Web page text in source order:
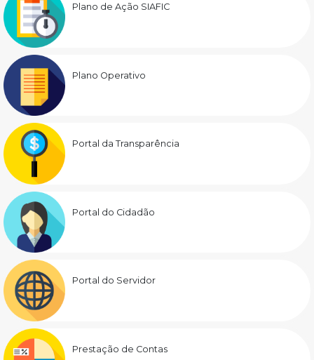
Plano de Ação SIAFIC
Plano Operativo
Portal da Transparência
Portal do Cidadão
Portal do Servidor
Prestação de Contas